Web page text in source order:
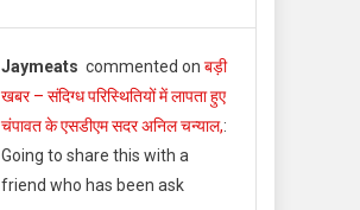
Jaymeats commented on बड़ी
खबर – संदिग्ध परिस्थितियों में लापता हुए
चंपावत के एसडीएम सदर अनिल चन्याल,:
Going to share this with a
friend who has been ask